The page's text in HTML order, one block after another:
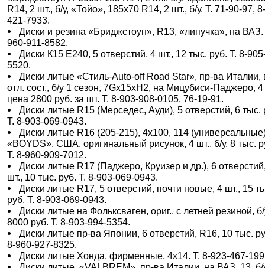
R14, 2 шт., б/у, «Тойо», 185х70 R14, 2 шт., б/у. Т. 71-90-97,
421-7933.
Диски и резина «Бриджстоун», R13, «липучка», на ВАЗ.
960-911-8582.
Диски К15 Е240, 5 отверстий, 4 шт., 12 тыс. руб. Т. 8-
5520.
Диски литые «Стиль-Auto-off Road Star», пр-ва Италии,
отл. сост., б/у 1 сезон, 7Gх15хH2, на Мицубиси-Паджеро,
цена 2800 руб. за шт. Т. 8-903-908-0105, 76-19-91.
Диски литые R15 (Мерседес, Ауди), 5 отверстий, 6 тыс.
Т. 8-903-069-0943.
Диски литые R16 (205-215), 4х100, 114
«BOYDS», США, оригинальный рисунок, 4 шт., б/у, 8 тыс.
Т. 8-960-909-7012.
Диски литые R17 (Паджеро, Круизер и др.), 6
шт., 10 тыс. руб. Т. 8-903-069-0943.
Диски литые R17, 5 отверстий, почти новые, 4 шт., 15
руб. Т. 8-903-069-0943.
Диски литые на Фольксваген, ориг., с летней резиной, б/
8000 руб. Т. 8-903-994-5354.
Диски литые пр-ва Японии, 6 отверстий, R16, 10 тыс.
8-960-927-8325.
Диски литые Хонда, фирменные, 4х14. Т. 8-923-467-